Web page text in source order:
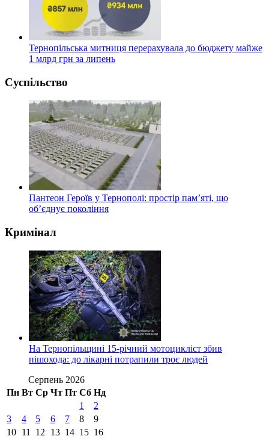
Тернопільська митниця перерахувала до бюджету майже
1 млрд грн за липень
Суспільство
Пантеон Героїв у Тернополі: простір пам’яті, що
об’єднує покоління
Кримінал
На Тернопільщині 15-річний мотоцикліст збив
пішохода: до лікарні потрапили троє людей
Серпень 2026
Пн Вт Ср Чт Пт Сб Нд
1
2
3
4 5 6 7 8
9
10 11 12 13 14 15 16